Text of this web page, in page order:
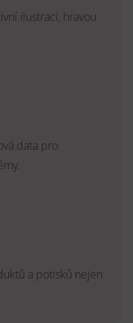
ilustrací, hravou
data pro
a potisků nejen